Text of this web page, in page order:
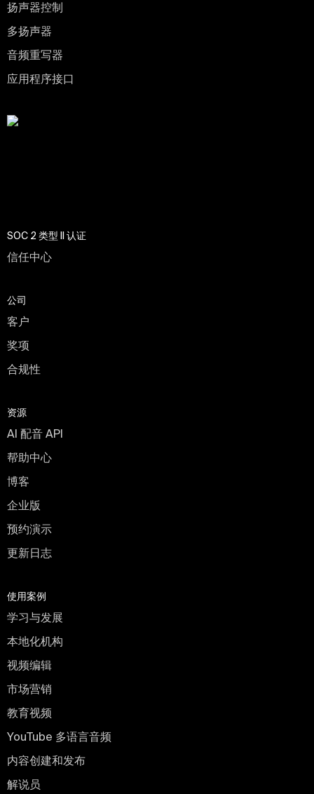
扬声器控制
多扬声器
音频重写器
应用程序接口
SOC 2 类型 II 认证
信任中心
公司
客户
奖项
合规性
资源
AI 配音 API
帮助中心
博客
企业版
预约演示
更新日志
使用案例
学习与发展
本地化机构
视频编辑
市场营销
教育视频
YouTube 多语言音频
内容创建和发布
解说员